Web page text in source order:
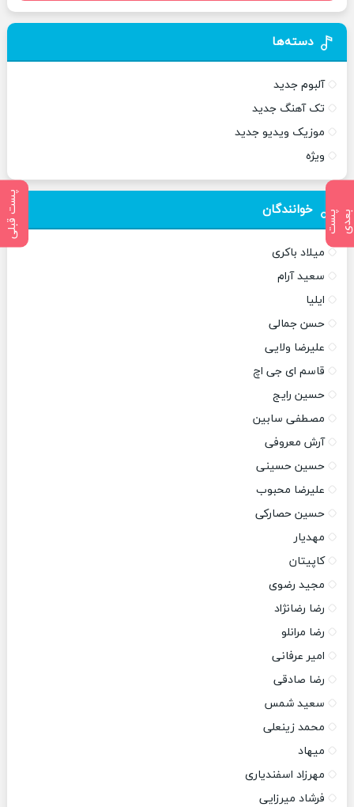
پ
س
ت
ب
ع
د ی پست قبلی
دسته‌ها
آلبوم جدید
تک آهنگ جدید
موزیک ویدیو جدید
ویژه
خوانندگان
میلاد باکری
سعید آرام
ایلیا
حسن جمالی
علیرضا ولایی
قاسم ای جی اچ
حسین رایج
مصطفی سابین
آرش معروفی
حسین حسینی
علیرضا محبوب
حسین حصارکی
مهدیار
کاپیتان
مجید رضوی
رضا رضانژاد
رضا مرانلو
امیر عرفانی
رضا صادقی
سعید شمس
محمد زینعلی
میهاد
مهرزاد اسفندیاری
فرشاد میرزایی